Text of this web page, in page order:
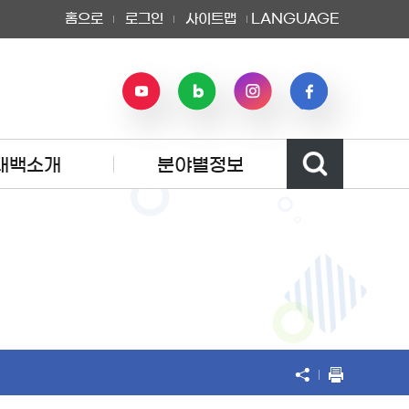
홈으로 로그인 사이트맵 LANGUAGE
백소개 분야별정보